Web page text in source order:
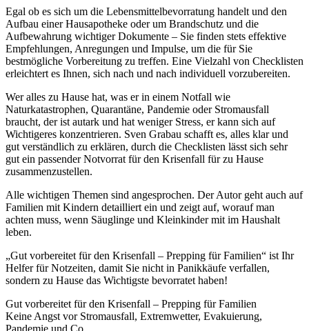
Egal ob es sich um die Lebensmittelbevorratung handelt und den
Aufbau einer Hausapotheke oder um Brandschutz und die
Aufbewahrung wichtiger Dokumente – Sie finden stets effektive
Empfehlungen, Anregungen und Impulse, um die für Sie
bestmögliche Vorbereitung zu treffen. Eine Vielzahl von Checklisten
erleichtert es Ihnen, sich nach und nach individuell vorzubereiten.
Wer alles zu Hause hat, was er in einem Notfall wie
Naturkatastrophen, Quarantäne, Pandemie oder Stromausfall
braucht, der ist autark und hat weniger Stress, er kann sich auf
Wichtigeres konzentrieren. Sven Grabau schafft es, alles klar und
gut verständlich zu erklären, durch die Checklisten lässt sich sehr
gut ein passender Notvorrat für den Krisenfall für zu Hause
zusammenzustellen.
Alle wichtigen Themen sind angesprochen. Der Autor geht auch auf
Familien mit Kindern detailliert ein und zeigt auf, worauf man
achten muss, wenn Säuglinge und Kleinkinder mit im Haushalt
leben.
„Gut vorbereitet für den Krisenfall – Prepping für Familien“ ist Ihr
Helfer für Notzeiten, damit Sie nicht in Panikkäufe verfallen,
sondern zu Hause das Wichtigste bevorratet haben!
Gut vorbereitet für den Krisenfall – Prepping für Familien
Keine Angst vor Stromausfall, Extremwetter, Evakuierung,